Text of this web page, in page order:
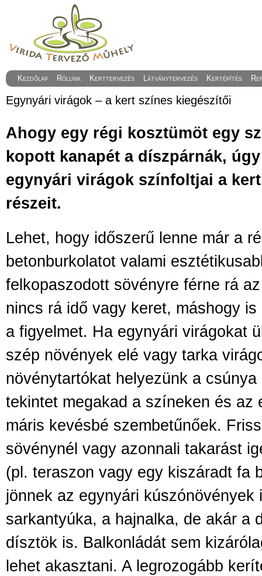
Kezdőlap Rólunk Kerttervezés Látványtervezés Kertépítés
Egynyári virágok – a kert színes kiegészítői
Ahogy egy régi kosztümöt egy
kopott kanapét a díszpárnák,
egynyári virágok színfoltjai a
részeit.
Lehet, hogy időszerű lenne már a
betonburkolatot valami
felkopaszodott sövényre férne rá
nincs rá idő vagy keret, máshogy
a figyelmet. Ha egynyári virágokat
szép növények elé vagy tarka
növénytartókat helyezünk a
tekintet megakad a színeken és az
máris kevésbé szembetűnőek.
sövénynél vagy azonnali takarást
(pl. teraszon vagy egy kiszáradt fa
jönnek az egynyári kúszónövények
sarkantyúka, a hajnalka, de akár a
dísztök is. Balkonládát sem
lehet akasztani. A legrozogább